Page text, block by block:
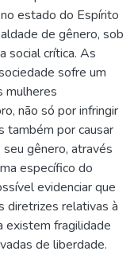
estado do Espírito
de gênero, sob
social crítica. As
sofre um
mulheres
não só por infringir
também por causar
gênero, através
específico do
evidenciar que
diretrizes relativas à
existem fragilidade
de liberdade.